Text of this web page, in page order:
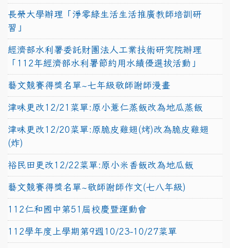
長榮大學辦理「淨零綠生活生活推廣教師培訓研
習」
經濟部水利署委託財團法人工業技術研究院辦理
「112年經濟部水利署節約用水績優選拔活動」
藝文競賽得獎名單~七年級敬師謝師漫畫
津味更改12/21菜單:原小薏仁蒸飯改為地瓜蒸飯
津味更改12/20菜單:原脆皮雞翅(烤)改為脆皮雞翅
(炸)
裕民田更改12/22菜單:原小米香飯改為地瓜飯
藝文競賽得獎名單~敬師謝師作文(七八年級)
112仁和國中第51屆校慶暨運動會
112學年度上學期第9週10/23-10/27菜單